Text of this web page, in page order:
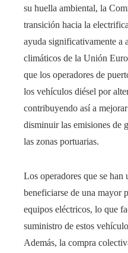
su huella ambiental, la
transición hacia la
ayuda significativamente a
climáticos de la Unión
que los operadores de
los vehículos diésel por
contribuyendo así a
disminuir las emisiones de
las zonas portuarias.
Los operadores que se
beneficiarse de una mayor
equipos eléctricos, lo que
suministro de estos
Además, la compra